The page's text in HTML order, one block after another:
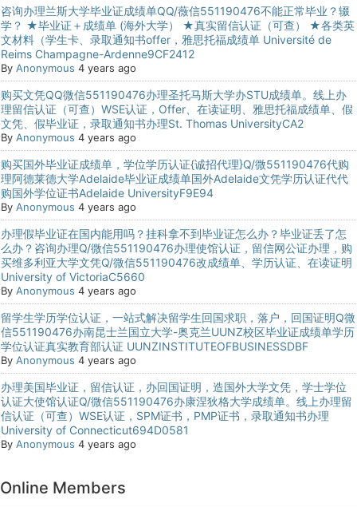
咨询办理兰斯大学毕业证成绩单QQ/薇信551190476不能正常毕业？辍
学？ ★毕业证＋成绩单 (海外大学） ★真实留信认证（可查） ★各类英
文材料（学生卡、录取通知书offer，雅思托福成绩单 Université de
Reims Champagne-Ardenne9CF2412
By Anonymous 4 years ago
购买文凭QQ微信551190476办理圣托马斯大学办STU成绩单。线上办
理留信认证（可查）WSE认证，Offer、在读证明、雅思托福成绩单、假
文凭、假毕业证，录取通知书办理St. Thomas UniversityCA2
By Anonymous 4 years ago
购买国外毕业证成绩单，学位学历认证{诚招代理}Q/微551190476代购
理阿德莱德大学Adelaide毕业证成绩单国外Adelaide文凭学历认证代代
购国外学位证书Adelaide UniversityF9E94
By Anonymous 4 years ago
办理假毕业证在国内能用吗？挂科拿不到毕业证怎么办？毕业证丢了怎
么办？咨询办理Q/微信551190476办理使馆认证，留信网公证办理，购
买维多利亚大学文凭Q/微信551190476改成绩单、学历认证、在读证明
University of VictoriaC5660
By Anonymous 4 years ago
留学生学历学位认证，一站式解决留学生回国求职，落户，回国证明Q微
信551190476办南昆士兰国立大学-奥克兰UUNZ校区毕业证成绩单学历
学位认证真实教育部认证 UUNZINSTITUTEOFBUSINESSDBF
By Anonymous 4 years ago
办理美国毕业证，留信认证，办回国证明，造国外大学文凭，学士学位
认证大使馆认证Q/微信551190476办康涅狄格大学成绩单。线上办理留
信认证（可查）WSE认证，SPM证书，PMP证书，录取通知书办理
University of Connecticut694D0581
By Anonymous 4 years ago
Online Members